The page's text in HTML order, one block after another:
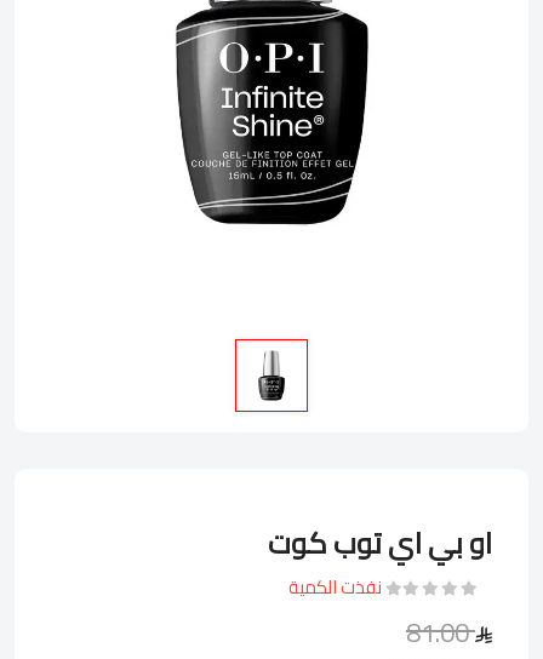
او بي اي توب كوت
نفذت الكمية
81.00